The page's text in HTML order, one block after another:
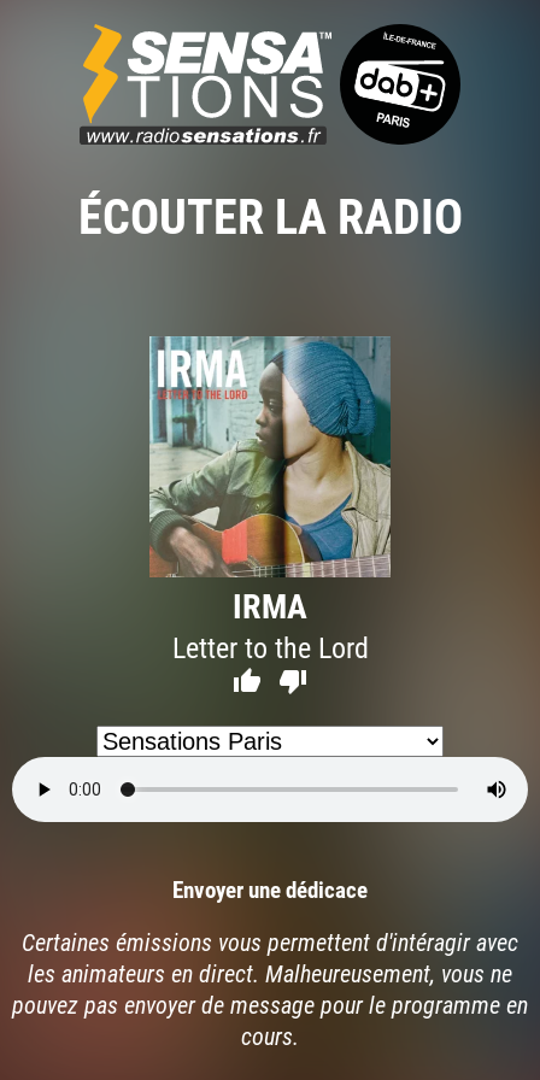
ÉCOUTER LA RADIO
IRMA
Letter to the Lord
 
Envoyer une dédicace
Certaines émissions vous permettent d'intéragir avec
les animateurs en direct. Malheureusement, vous ne
pouvez pas envoyer de message pour le programme en
cours.